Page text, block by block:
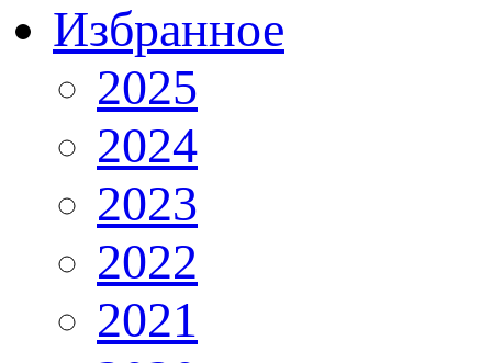
Избранное
2025
2024
2023
2022
2021